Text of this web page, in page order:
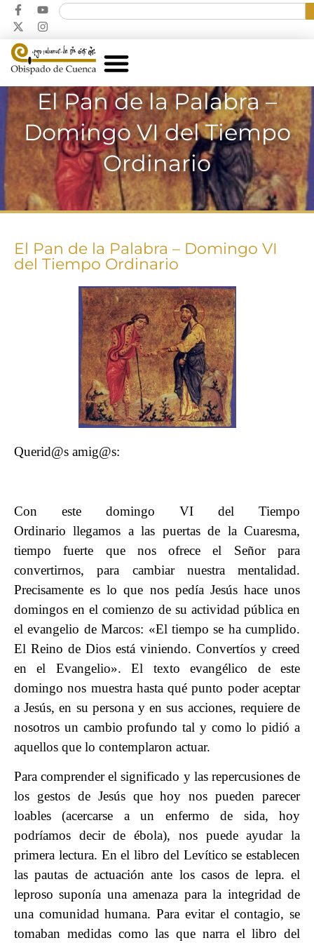
El Pan de la Palabra –
Domingo VI del Tiempo
Ordinario
El Pan de la Palabra – Domingo VI
del Tiempo Ordinario
Querid@s amig@s:
Con este domingo VI del Tiempo
Ordinario llegamos a las puertas de la Cuaresma,
tiempo fuerte que nos ofrece el Señor para
convertirnos, para cambiar nuestra mentalidad.
Precisamente es lo que nos pedía Jesús hace unos
domingos en el comienzo de su actividad pública en
el evangelio de Marcos: «El tiempo se ha cumplido.
El Reino de Dios está viniendo. Convertíos y creed
en el Evangelio». El texto evangélico de este
domingo nos muestra hasta qué punto poder aceptar
a Jesús, en su persona y en sus acciones, requiere de
nosotros un cambio profundo tal y como lo pidió a
aquellos que lo contemplaron actuar.
Para comprender el significado y las repercusiones de
los gestos de Jesús que hoy nos pueden parecer
loables (acercarse a un enfermo de sida, hoy
podríamos decir de ébola), nos puede ayudar la
primera lectura. En el libro del Levítico se establecen
las pautas de actuación ante los casos de lepra. el
leproso suponía una amenaza para la integridad de
una comunidad humana. Para evitar el contagio, se
tomaban medidas como las que narra el libro del